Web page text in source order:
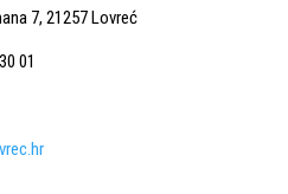
7, 21257 Lovreć
01